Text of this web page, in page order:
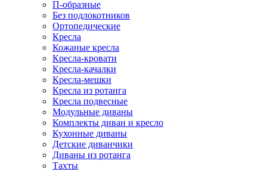
П-образные
Без подлокотников
Ортопедические
Кресла
Кожаные кресла
Кресла-кровати
Кресла-качалки
Кресла-мешки
Кресла из ротанга
Кресла подвесные
Модульные диваны
Комплекты диван и кресло
Кухонные диваны
Детские диванчики
Диваны из ротанга
Тахты